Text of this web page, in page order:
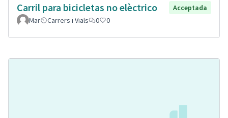
Carril para bicicletas no elèctrico
Acceptada
Mar
Carrers i Vials 0 0